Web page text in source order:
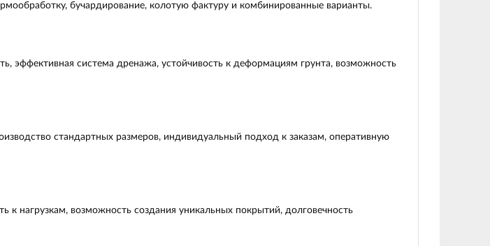
бучардирование, колотую фактуру и комбинированные варианты.
эффективная система дренажа, устойчивость к деформациям грунта, возможность
стандартных размеров, индивидуальный подход к заказам, оперативную
к нагрузкам, возможность создания уникальных покрытий, долговечность